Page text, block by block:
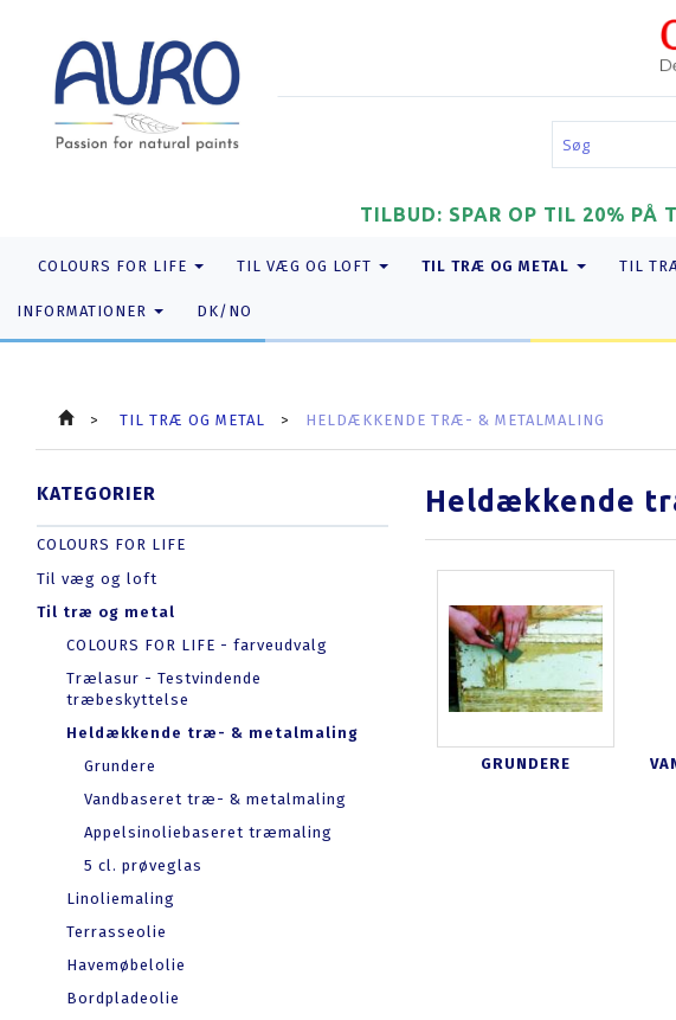
TILBUD: SPAR OP TIL 20% PÅ
COLOURS FOR LIFE TIL VÆG OG LOFT TIL TRÆ OG METAL TIL
INFORMATIONER DK/NO
TIL TRÆ OG METAL HELDÆKKENDE TRÆ- & METALMALING
KATEGORIER
COLOURS FOR LIFE
Til væg og loft
Til træ og metal
COLOURS FOR LIFE - farveudvalg
Trælasur - Testvindende
træbeskyttelse
Heldækkende træ- & metalmaling
Grundere
Vandbaseret træ- & metalmaling
Appelsinoliebaseret træmaling
5 cl. prøveglas
Linoliemaling
Terrasseolie
Havemøbelolie
Bordpladeolie
Heldækkende
GRUNDERE